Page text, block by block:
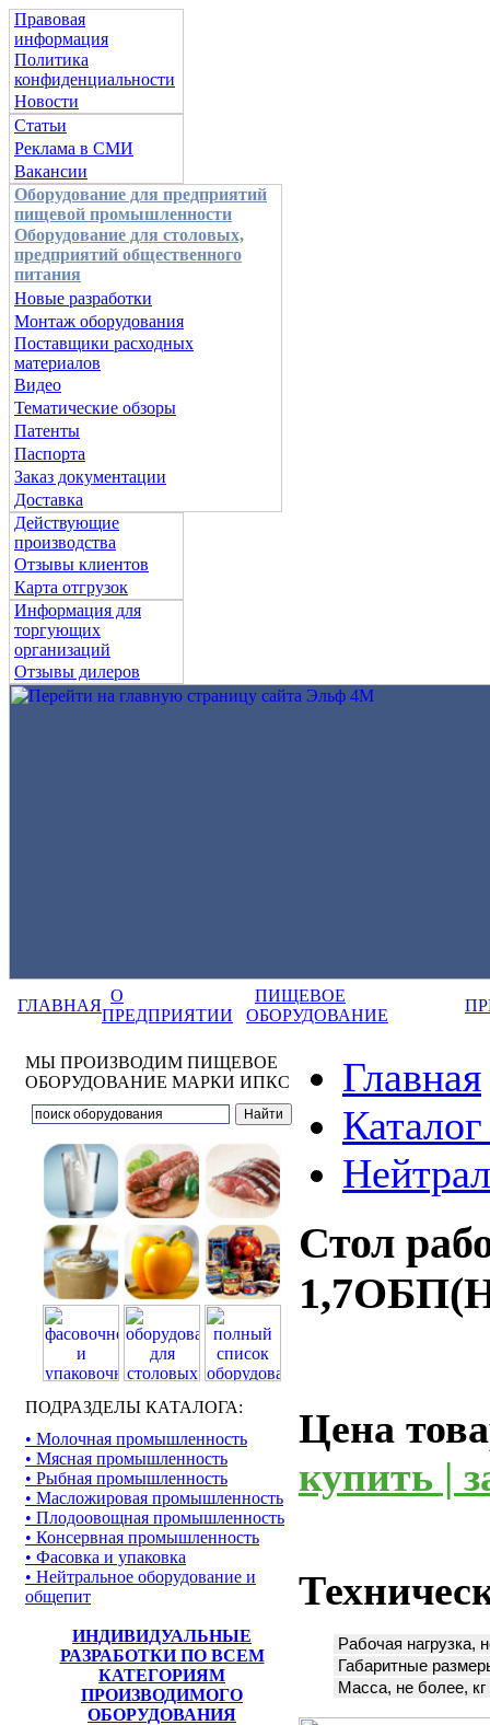
Правовая
информация
Политика
конфиденциальности
Новости
Статьи
Реклама в СМИ
Вакансии
Оборудование для предприятий
пищевой промышленности
Оборудование для столовых,
предприятий общественного
питания
Новые разработки
Монтаж оборудования
Поставщики расходных
материалов
Видео
Тематические обзоры
Патенты
Паспорта
Заказ документации
Доставка
Действующие
производства
Отзывы клиентов
Карта отгрузок
Информация для
торгующих
организаций
Отзывы дилеров
ГЛАВНАЯ
О
ПРЕДПРИЯТИИ
ПИЩЕВОЕ
ОБОРУДОВАНИЕ
МЫ ПРОИЗВОДИМ ПИЩЕВОЕ
ОБОРУДОВАНИЕ МАРКИ ИПКС
ПОДРАЗДЕЛЫ КАТАЛОГА:
• Молочная промышленность
• Мясная промышленность
• Рыбная промышленность
• Масложировая промышленность
• Плодоовощная промышленность
• Консервная промышленность
• Фасовка и упаковка
• Нейтральное оборудование и
общепит
ИНДИВИДУАЛЬНЫЕ
РАЗРАБОТКИ ПО ВСЕМ
КАТЕГОРИЯМ
ПРОИЗВОДИМОГО
ОБОРУДОВАНИЯ
Главная
Стол
Цена
купить |
Рабочая нагрузка,
Габаритные
Масса, не более, кг